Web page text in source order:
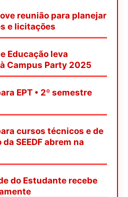
reunião para planejar
e licitações
Educação leva
Campus Party 2025
EPT • 2º semestre
cursos técnicos e de
SEEDF abrem na
do Estudante recebe